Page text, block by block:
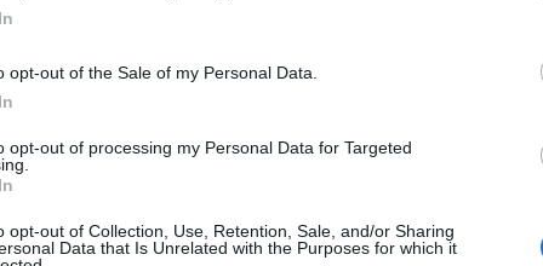
opt-out of the Sale of my Personal Data.
opt-out of processing my Personal Data for Targeted
opt-out of Collection, Use, Retention, Sale, and/or Sharing
Data that Is Unrelated with the Purposes for which it